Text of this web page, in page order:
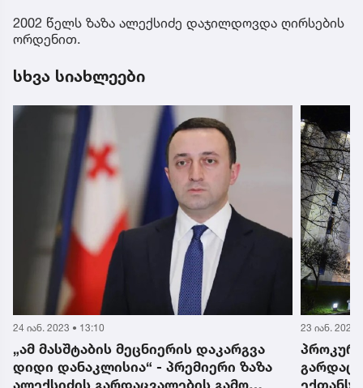
2002 წელს ზაზა ალექსიძე დაჯილდოვდა ღირსების
ორდენით.
სხვა სიახლეები
23 იან. 2023 • 16:45
პროკურატურამ, კოვიდით
გარდაცვლილი ახალგაზრდის საქმეზე,
ექთანს ბრალდება წარუდგინა
24 იან. 2023